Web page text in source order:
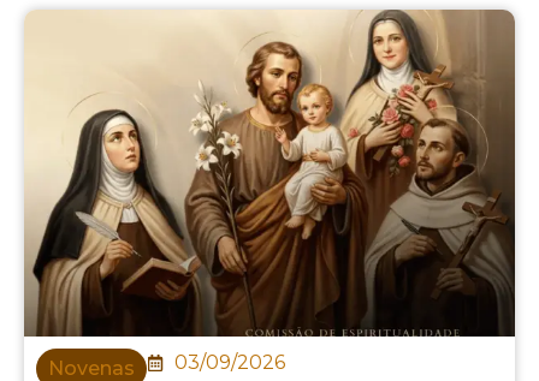
Novenas 03/09/2026